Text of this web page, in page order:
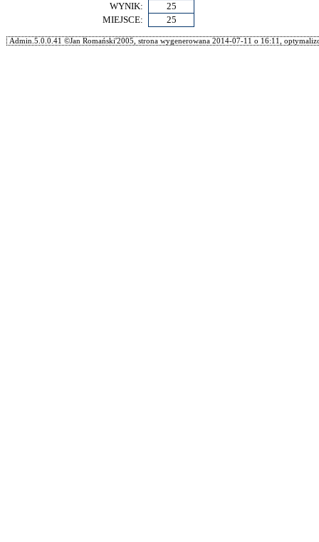
WYNIK:
25
MIEJSCE:
25
Admin.5.0.0.41 ©Jan Romański'2005, strona wygenerowana 2014-07-11 o 16:11,